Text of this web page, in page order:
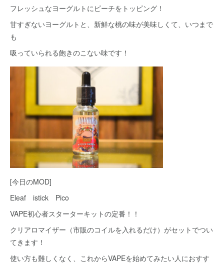
フレッシュなヨーグルトにピーチをトッピング！
甘すぎないヨーグルトと、新鮮な桃の味が美味しくて、いつまで
も
吸っていられる飽きのこない味です！
[今日のMOD]
Eleaf istick Pico
VAPE初心者スターターキットの定番！！
クリアロマイザー（市販のコイルを入れるだけ）がセットでつい
てきます！
使い方も難しくなく、これからVAPEを始めてみたい人におすす